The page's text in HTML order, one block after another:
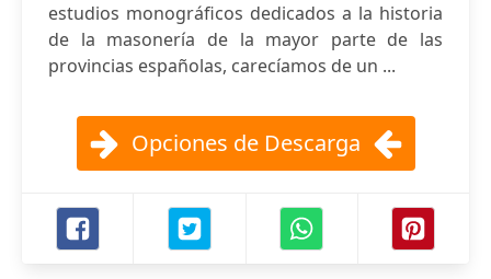
estudios monográficos dedicados a la historia
de la masonería de la mayor parte de las
provincias españolas, carecíamos de un ...
Opciones de Descarga